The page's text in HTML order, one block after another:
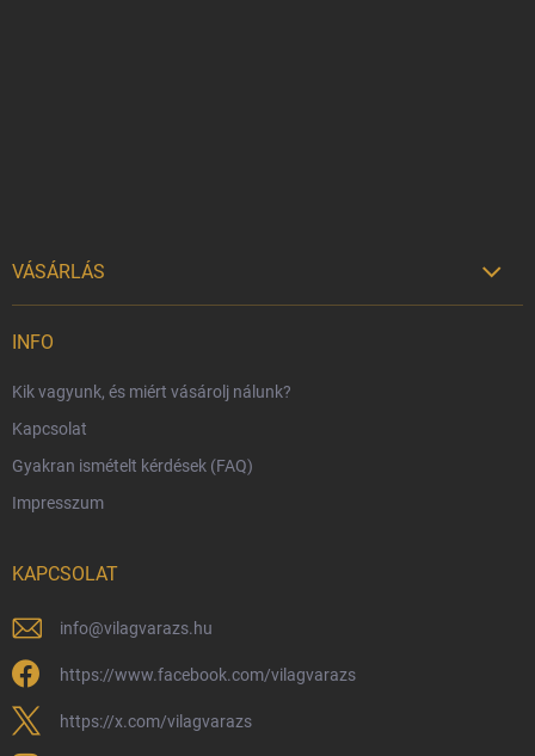
VÁSÁRLÁS 
Harry Potter bolt Magyarország
Rendelésem
Reklamáció és visszáru
Hűségprogram
Általános Szerződési Feltételek
Adatvédelmi feltételek
Védjegyek és szerzői jogok
Fémjelzés és nemesfém-tájékoztató
INFO
Kik vagyunk, és miért vásárolj nálunk?
Kapcsolat
Gyakran ismételt kérdések (FAQ)
Impresszum
KAPCSOLAT
info@vilagvarazs.hu
https://www.facebook.com/vilagvarazs
https://x.com/vilagvarazs